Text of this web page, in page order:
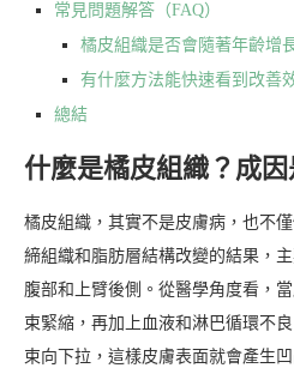
常見問題解答（FAQ）
橘皮組織是否會隨著年齡增
有什麼方法能快速看到改善
總結
什麼是橘皮組織？成因
橘皮組織，其實不是皮膚病，也不
締組織和脂肪層結構改變的結果，
腹部和上臂後側。從醫學角度看，
束緊縮，再加上血液和淋巴循環不
束向下拉，這樣皮膚表面就會產生